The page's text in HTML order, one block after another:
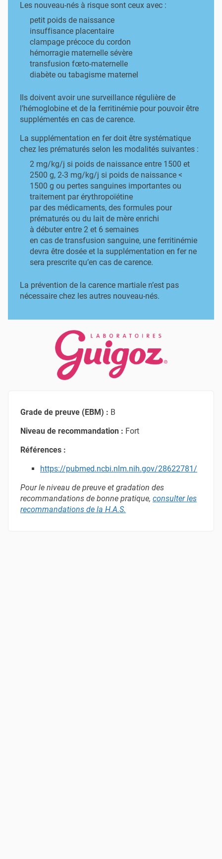
Les nouveau-nés à risque sont ceux avec :
petit poids de naissance
insuffisance placentaire
clampage précoce du cordon
hémorragie maternelle sévère
transfusion fœto-maternelle
diabète ou tabagisme maternel
Ils doivent avoir une surveillance régulière de
l’hémoglobine et de la ferritinémie pour pouvoir être
supplémentés en cas de carence.
La supplémentation en fer doit être systématique
chez les prématurés selon les modalités suivantes :
2 mg/kg/j si poids de naissance entre 1500 et
2500 g, 2-3 mg/kg/j si poids de naissance <
1500 g ou pertes sanguines importantes ou
traitement par érythropoïétine
par des médicaments, des formules pour
prématurés ou du lait de mère enrichi
à débuter entre 2 et 6 semaines
en cas de transfusion sanguine, une ferritinémie
devra être dosée et la supplémentation en fer ne
sera prescrite qu’en cas de carence.
La prévention de la carence martiale n’est pas
nécessaire chez les autres nouveau-nés.
Grade de preuve (EBM) : B
Niveau de recommandation : Fort
Références :
https://pubmed.ncbi.nlm.nih.gov/28622781/
Pour le niveau de preuve et gradation des
recommandations de bonne pratique, consulter les
recommandations de la H.A.S.